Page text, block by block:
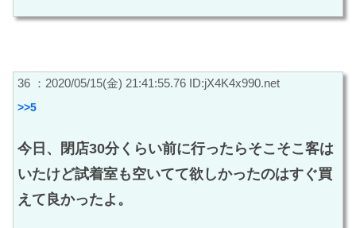
36 ：2020/05/15(金) 21:41:55.76 ID:jX4K4x990.net
>>5
今日、閉店30分くらい前に行ったらそこそこ客は
いたけど試着室も空いてて欲しかったのはすぐ買
えて良かったよ。